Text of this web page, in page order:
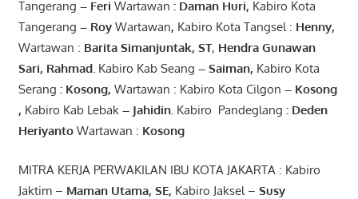
Tangerang – Feri Wartawan : Daman Huri, Kabiro Kota
Tangerang – RoyWartawan, Kabiro Kota Tangsel : Henny,
Wartawan : Barita Simanjuntak, ST, Hendra Gunawan
Sari, Rahmad. Kabiro Kab Seang – Saiman, Kabiro Kota
Serang : Kosong, Wartawan : Kabiro Kota Cilgon – Kosong
, Kabiro Kab Lebak– Jahidin. Kabiro Pandeglang : Deden
Heriyanto Wartawan : Kosong
MITRA KERJA PERWAKILAN IBU KOTA JAKARTA : Kabiro
Jaktim – Maman Utama, SE, Kabiro Jaksel – Susy